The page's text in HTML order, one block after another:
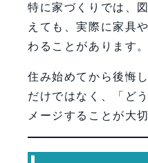
特に家づくりでは、
えても、実際に家具
わることがあります。
住み始めてから後悔
だけではなく、「ど
メージすることが大